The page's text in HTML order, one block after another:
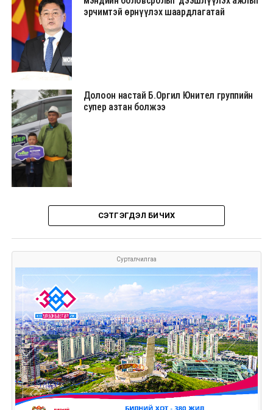
эрчимтэй өрнүүлэх шаардлагатай
Долоон настай Б.Оргил Юнител группийн
супер азтан болжээ
СЭТГЭГДЭЛ БИЧИХ
Сурталчилгаа